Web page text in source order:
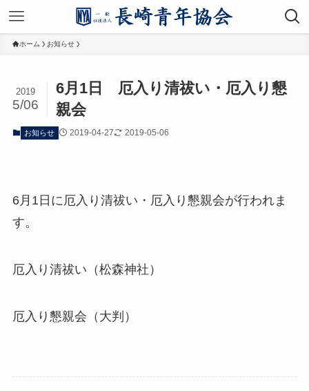
ホーム お知らせ
6月1日 厄入り清祓い・厄入り懇
親会
2019
5/06
お知らせ 2019-04-27 2019-05-06
6月1日に厄入り清祓い・厄入り懇親会が行われま
す。
厄入り清祓い（松森神社）
厄入り懇親会（大判）